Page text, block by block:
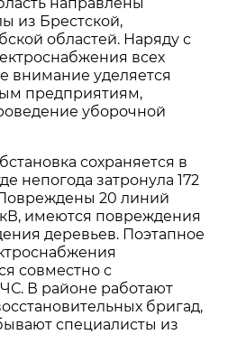
из Брестской,
областей. Наряду с
всех
внимание уделяется
предприятиям,
уборочной
сохраняется в
непогода затронула 172
20 линий
имеются повреждения
деревьев. Поэтапное
совместно с
В районе работают
бригад,
специалисты из